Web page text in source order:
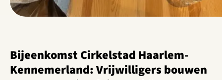
Bijeenkomst Cirkelstad Haarlem-
Kennemerland: Vrijwilligers bouwen